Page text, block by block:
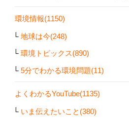
環境情報(1150)
地球は今(248)
環境トピックス(890)
5分でわかる環境問題(11)
よくわかるYouTube(1135)
いま伝えたいこと(380)